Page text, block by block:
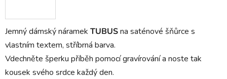
Jemný dámský náramek TUBUSna saténové šňůrce s
vlastním textem, stříbrná barva.
Vdechněte šperku příběh pomocí gravírování a noste tak
kousek svého srdce každý den.